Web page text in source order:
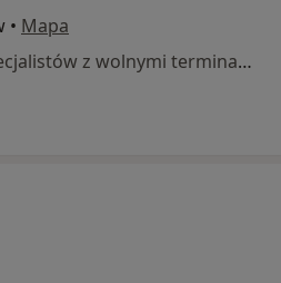
• Mapa
Brak dostępnych specjalistów z wolnymi terminami w tym centrum medycznym.